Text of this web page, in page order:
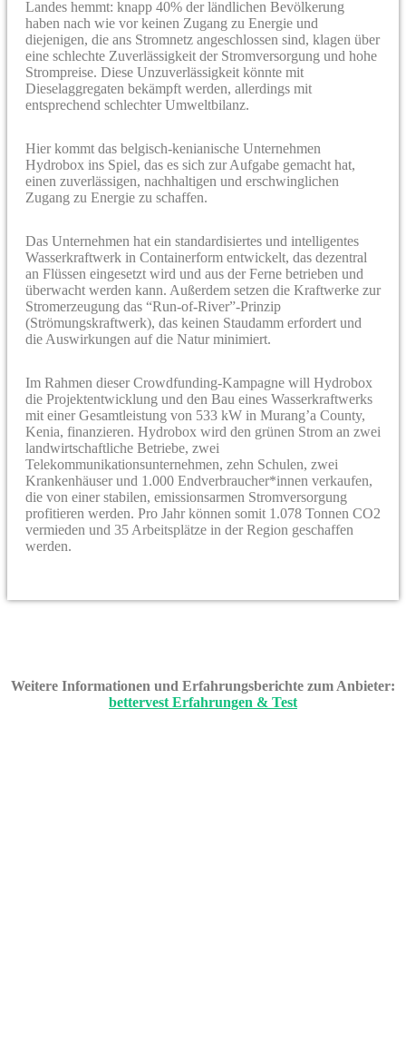
Landes hemmt: knapp 40% der ländlichen Bevölkerung
haben nach wie vor keinen Zugang zu Energie und
diejenigen, die ans Stromnetz angeschlossen sind, klagen über
eine schlechte Zuverlässigkeit der Stromversorgung und hohe
Strompreise. Diese Unzuverlässigkeit könnte mit
Dieselaggregaten bekämpft werden, allerdings mit
entsprechend schlechter Umweltbilanz.
Hier kommt das belgisch-kenianische Unternehmen
Hydrobox ins Spiel, das es sich zur Aufgabe gemacht hat,
einen zuverlässigen, nachhaltigen und erschwinglichen
Zugang zu Energie zu schaffen.
Das Unternehmen hat ein standardisiertes und intelligentes
Wasserkraftwerk in Containerform entwickelt, das dezentral
an Flüssen eingesetzt wird und aus der Ferne betrieben und
überwacht werden kann. Außerdem setzen die Kraftwerke zur
Stromerzeugung das “Run-of-River”-Prinzip
(Strömungskraftwerk), das keinen Staudamm erfordert und
die Auswirkungen auf die Natur minimiert.
Im Rahmen dieser Crowdfunding-Kampagne will Hydrobox
die Projektentwicklung und den Bau eines Wasserkraftwerks
mit einer Gesamtleistung von 533 kW in Murang’a County,
Kenia, finanzieren. Hydrobox wird den grünen Strom an zwei
landwirtschaftliche Betriebe, zwei
Telekommunikationsunternehmen, zehn Schulen, zwei
Krankenhäuser und 1.000 Endverbraucher*innen verkaufen,
die von einer stabilen, emissionsarmen Stromversorgung
profitieren werden. Pro Jahr können somit 1.078 Tonnen CO2
vermieden und 35 Arbeitsplätze in der Region geschaffen
werden.
Weitere Informationen und Erfahrungsberichte zum Anbieter:
bettervest Erfahrungen & Test